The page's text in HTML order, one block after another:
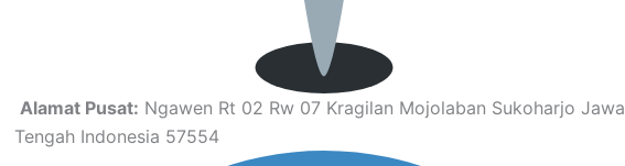
Alamat Pusat: Ngawen Rt 02 Rw 07 Kragilan Mojolaban Sukoharjo Jawa
Tengah Indonesia 57554